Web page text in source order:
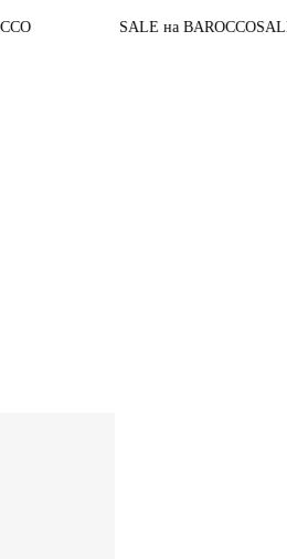
SALE на BAROCCOSALE на BAROCCO